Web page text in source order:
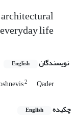
life
نویسندگان English
2 Qader
چکیده English